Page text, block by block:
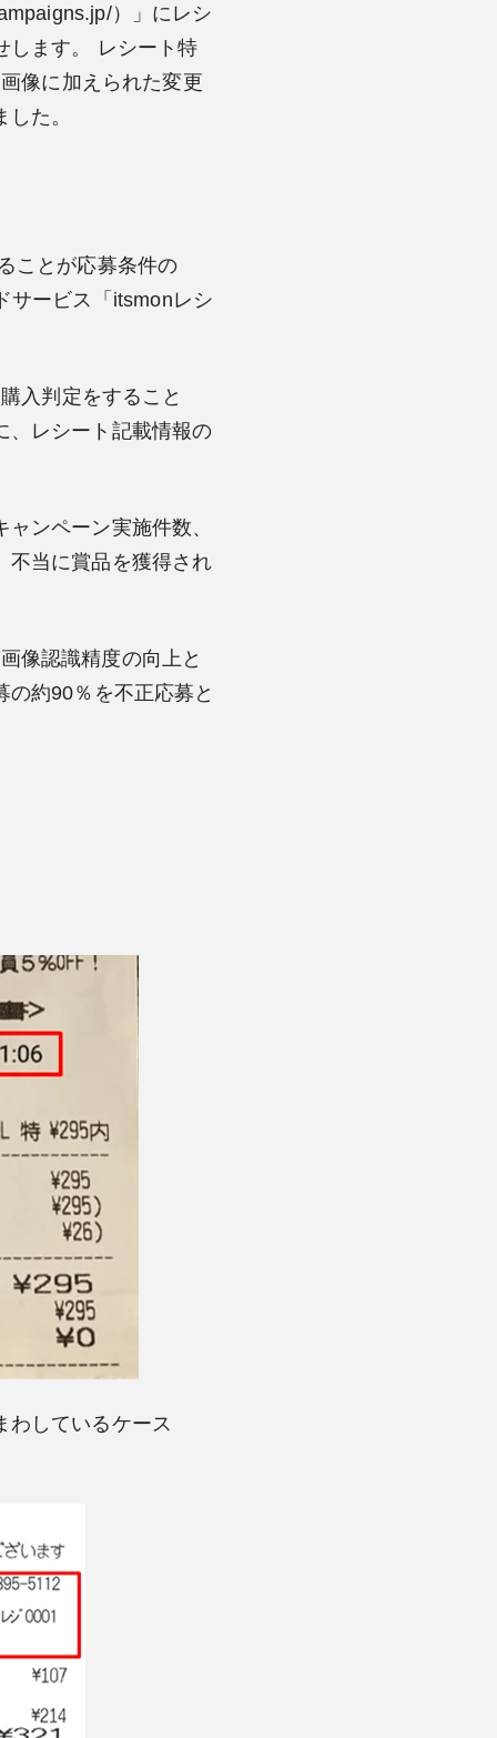
）」にレシ
します。 レシート特
像に加えられた変更
た。
ことが応募条件の
サービス「itsmonレシ
入判定をすること
、レシート記載情報の
ンペーン実施件数、
不当に賞品を獲得され
像認識精度の向上と
約90％を不正応募と
わしているケース